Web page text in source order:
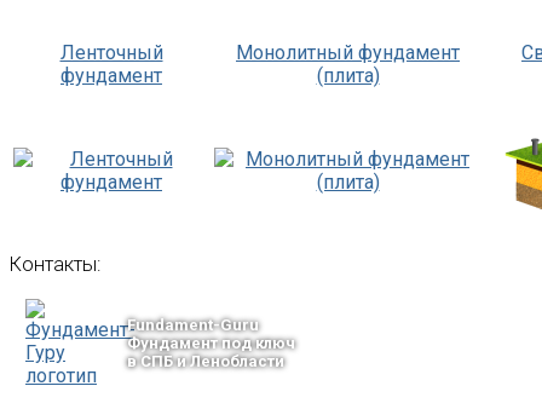
Ленточный
фундамент
Монолитный фундамент
(плита)
Контакты:
Fundament-Guru
Фундамент под ключ
в СПБ и Ленобласти